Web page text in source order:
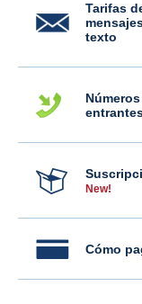
Tarifas
texto
Números
New!
Cómo